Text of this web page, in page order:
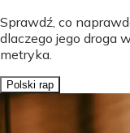
Sprawdź, co
dlaczego jego droga
metryka.
Polski rap